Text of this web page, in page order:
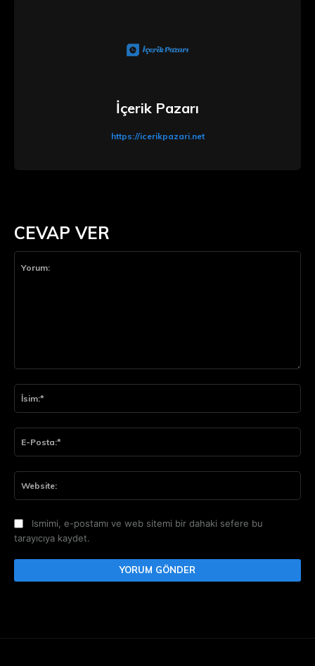
CEVAP VER
Ismimi, e-postamı ve web sitemi bir dahaki sefere bu
tarayıcıya kaydet.
İçerik Pazarı
https://icerikpazari.net